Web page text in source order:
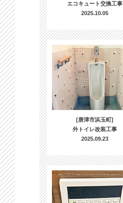
エコキュート交換工事
2025.10.05
[唐津市浜玉町]
外トイレ改装工事
2025.09.23